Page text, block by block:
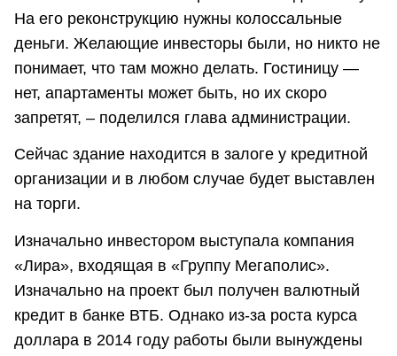
На его реконструкцию нужны колоссальные
деньги. Желающие инвесторы были, но никто не
понимает, что там можно делать. Гостиницу —
нет, апартаменты может быть, но их скоро
запретят, – поделился глава администрации.
Сейчас здание находится в залоге у кредитной
организации и в любом случае будет выставлен
на торги.
Изначально инвестором выступала компания
«Лира», входящая в «Группу Мегаполис».
Изначально на проект был получен валютный
кредит в банке ВТБ. Однако из-за роста курса
доллара в 2014 году работы были вынуждены